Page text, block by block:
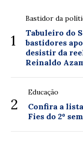
1
Bastidor da
Tabuleiro do
bastidores
desistir da
Reinaldo
2
Educação
Confira a
Fies do 2º